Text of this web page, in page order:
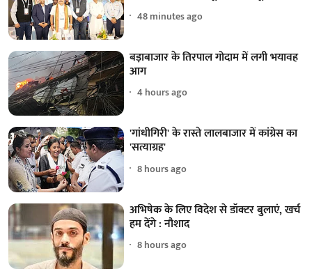
48 minutes ago
बड़ाबाजार के तिरपाल गोदाम में लगी भयावह
आग
4 hours ago
'गांधीगिरी' के रास्ते लालबाजार में कांग्रेस का
'सत्याग्रह'
8 hours ago
अभिषेक के लिए विदेश से डॉक्टर बुलाएं, खर्च
हम देंगे : नौशाद
8 hours ago